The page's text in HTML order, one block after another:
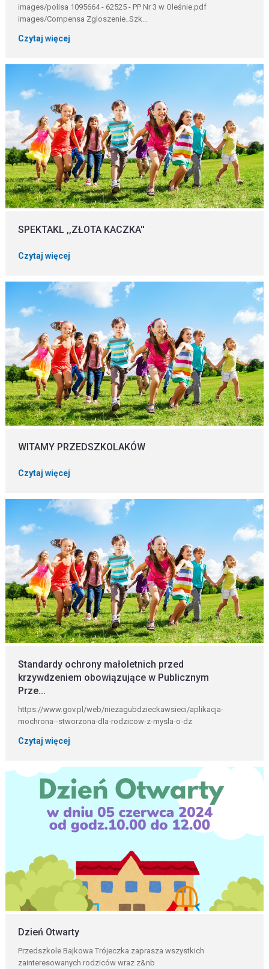
images/polisa 1095664 - 62525 - PP Nr 3 w Oleśnie.pdf
images/Compensa Zgloszenie_Szk...
Czytaj więcej
SPEKTAKL ,,ZŁOTA KACZKA''
Czytaj więcej
WITAMY PRZEDSZKOLAKÓW
Czytaj więcej
Standardy ochrony małoletnich przed
krzywdzeniem obowiązujące w Publicznym
Prze...
https://www.gov.pl/web/niezagubdzieckawsieci/aplikacja-
mochrona--stworzona-dla-rodzicow-z-mysla-o-dz
Czytaj więcej
Dzień Otwarty
Przedszkole Bajkowa Trójeczka zaprasza wszystkich
zainteresowanych rodziców wraz z&nb